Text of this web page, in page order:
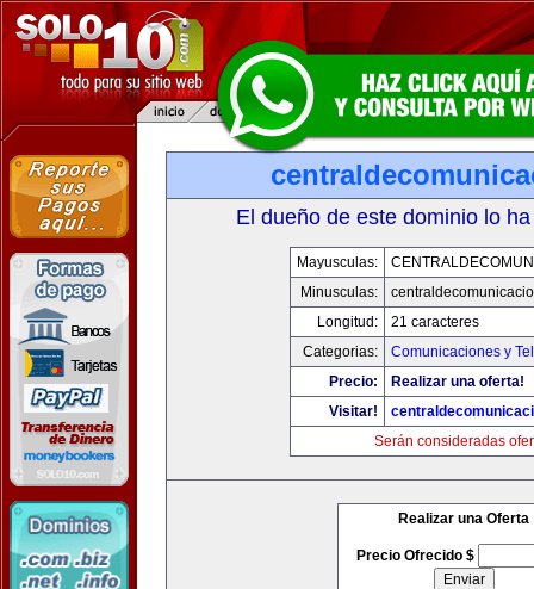
El dueño de este dominio lo
Mayusculas:
Minusculas:
Longitud:
21 caracteres
Categorias:
Comunicaciones y
Precio:
Realizar una oferta!
Visitar!
Serán consideradas
Realizar una Oferta
Precio Ofrecido $